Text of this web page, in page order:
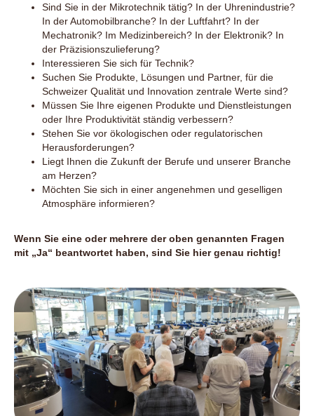
Sind Sie in der Mikrotechnik tätig? In der Uhrenindustrie?
In der Automobilbranche? In der Luftfahrt? In der
Mechatronik? Im Medizinbereich? In der Elektronik? In
der Präzisionszulieferung?
Interessieren Sie sich für Technik?
Suchen Sie Produkte, Lösungen und Partner, für die
Schweizer Qualität und Innovation zentrale Werte sind?
Müssen Sie Ihre eigenen Produkte und Dienstleistungen
oder Ihre Produktivität ständig verbessern?
Stehen Sie vor ökologischen oder regulatorischen
Herausforderungen?
Liegt Ihnen die Zukunft der Berufe und unserer Branche
am Herzen?
Möchten Sie sich in einer angenehmen und geselligen
Atmosphäre informieren?
Wenn Sie eine oder mehrere der oben genannten Fragen
mit „Ja“ beantwortet haben, sind Sie hier genau richtig!